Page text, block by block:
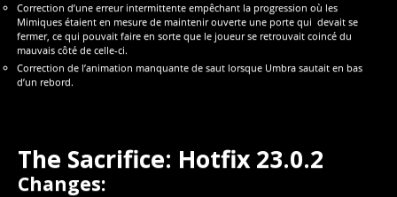
Correction d’une erreur intermittente empêchant la progression où les
Mimiques étaient en mesure de maintenir ouverte une porte qui devait se
fermer, ce qui pouvait faire en sorte que le joueur se retrouvait coincé du
mauvais côté de celle-ci.
Correction de l’animation manquante de saut lorsque Umbra sautait en bas
d’un rebord.
The Sacrifice: Hotfix 23.0.2
Changes: